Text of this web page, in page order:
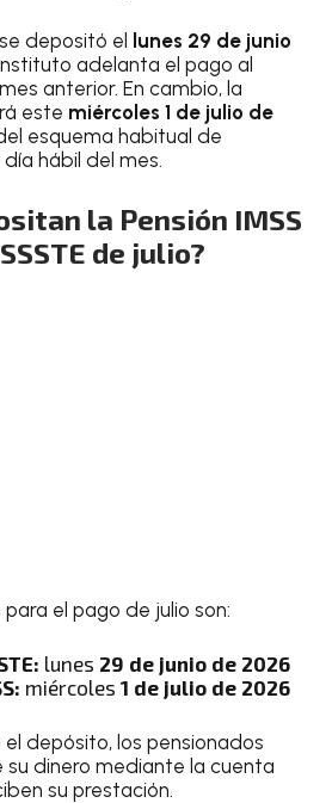
se depositó el
lunes 29 de junio
adelanta el pago al
anterior. En cambio, la
este miércoles 1 de julio de
esquema habitual de
hábil del mes.
la Pensión IMSS
de julio?
el pago de julio son:
lunes 29 de junio de 2026
miércoles1 de julio de 2026
depósito, los pensionados
dinero mediante la cuenta
su prestación.